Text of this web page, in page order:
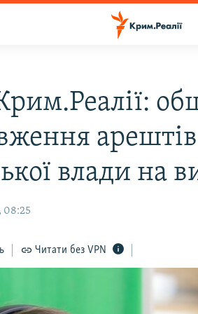
арештів
влади на
08:25
Читати без VPN